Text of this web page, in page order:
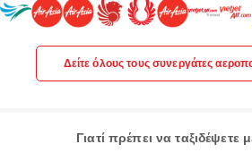
Δείτε όλους τους συνεργάτες
Γιατί πρέπει να ταξιδέψετε